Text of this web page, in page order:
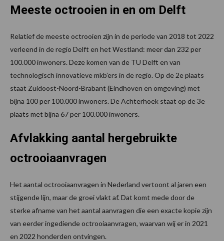
Meeste octrooien in en om Delft
Relatief de meeste octrooien zijn in de periode van 2018 tot 2022
verleend in de regio Delft en het Westland: meer dan 232 per
100.000 inwoners. Deze komen van de TU Delft en van
technologisch innovatieve mkb’ers in de regio. Op de 2e plaats
staat Zuidoost-Noord-Brabant (Eindhoven en omgeving) met
bijna 100 per 100.000 inwoners. De Achterhoek staat op de 3e
plaats met bijna 67 per 100.000 inwoners.
Afvlakking aantal hergebruikte
octrooiaanvragen
Het aantal octrooiaanvragen in Nederland vertoont al jaren een
stijgende lijn, maar de groei vlakt af. Dat komt mede door de
sterke afname van het aantal aanvragen die een exacte kopie zijn
van eerder ingediende octrooiaanvragen, waarvan wij er in 2021
en 2022 honderden ontvingen.